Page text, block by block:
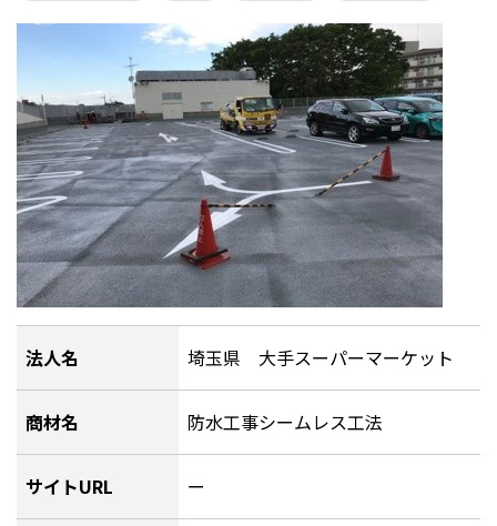
法人名 埼玉県 大手スーパーマーケット
商材名 防水工事シームレス工法
サイトURL ー